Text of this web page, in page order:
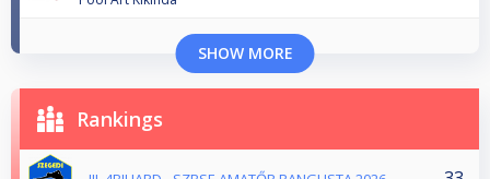
SHOW MORE
Rankings